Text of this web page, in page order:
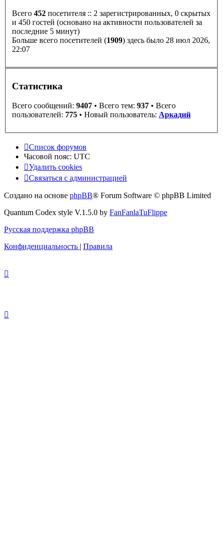
Всего 452 посетителя :: 2 зарегистрированных, 0 скрытых
и 450 гостей (основано на активности пользователей за
последние 5 минут)
Больше всего посетителей (1909) здесь было 28 июл 2026,
22:07
Статистика
Всего сообщений: 9407 • Всего тем: 937 • Всего
пользователей: 775 • Новый пользователь: Аркадий
Список форумов
Часовой пояс: UTC
Удалить cookies
Связаться с администрацией
Создано на основе phpBB® Forum Software © phpBB Limited
Quantum Codex style V.1.5.0 by FanFanlaTuFlippe
Русская поддержка phpBB
Конфиденциальность | Правила